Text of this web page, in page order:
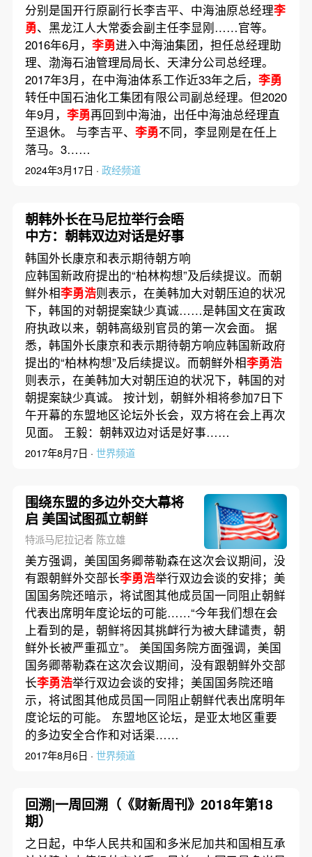
分别是国开行原副行长李吉平、中海油原总经理李
勇、黑龙江人大常委会副主任李显刚……官等。
2016年6月， 李勇进入中海油集团，担任总经理助
理、渤海石油管理局局长、天津分公司总经理。
2017年3月，在中海油体系工作近33年之后， 李勇
转任中国石油化工集团有限公司副总经理。但2020
年9月， 李勇再回到中海油，出任中海油总经理直
至退休。 与李吉平、 李勇不同，李显刚是在任上
落马。3……
2024年3月17日 · 政经频道
朝韩外长在马尼拉举行会晤
中方：朝韩双边对话是好事
韩国外长康京和表示期待朝方响
应韩国新政府提出的“柏林构想”及后续提议。而朝
鲜外相李勇浩则表示，在美韩加大对朝压迫的状况
下，韩国的对朝提案缺少真诚……是韩国文在寅政
府执政以来，朝韩高级别官员的第一次会面。 据
悉，韩国外长康京和表示期待朝方响应韩国新政府
提出的“柏林构想”及后续提议。而朝鲜外相李勇浩
则表示，在美韩加大对朝压迫的状况下，韩国的对
朝提案缺少真诚。 按计划，朝鲜外相将参加7日下
午开幕的东盟地区论坛外长会，双方将在会上再次
见面。 王毅：朝韩双边对话是好事……
2017年8月7日 · 世界频道
围绕东盟的多边外交大幕将
启 美国试图孤立朝鲜
特派马尼拉记者 陈立雄
美方强调，美国国务卿蒂勒森在这次会议期间，没
有跟朝鲜外交部长李勇浩举行双边会谈的安排；美
国国务院还暗示，将试图其他成员国一同阻止朝鲜
代表出席明年度论坛的可能……“今年我们想在会
上看到的是，朝鲜将因其挑衅行为被大肆谴责，朝
鲜外长被严重孤立”。 美国国务院方面强调，美国
国务卿蒂勒森在这次会议期间，没有跟朝鲜外交部
长李勇浩举行双边会谈的安排；美国国务院还暗
示，将试图其他成员国一同阻止朝鲜代表出席明年
度论坛的可能。 东盟地区论坛，是亚太地区重要
的多边安全合作和对话渠……
2017年8月6日 · 世界频道
回溯|一周回溯（《财新周刊》2018年第18
期）
之日起，中华人民共和国和多米尼加共和国相互承